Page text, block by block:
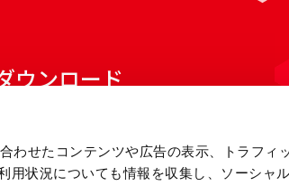
わせたコンテンツや広告の表示、トラフィ
用状況についても情報を収集し、ソーシャ
ウンロード